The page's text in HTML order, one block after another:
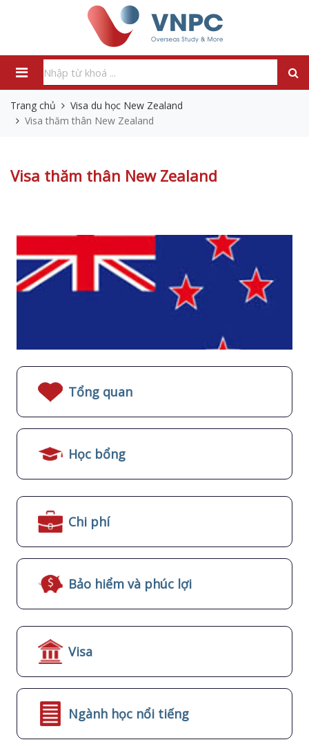
Trang chủ
Visa du học New Zealand
Visa thăm thân New Zealand
Visa thăm thân New Zealand
Tổng quan
Học bổng
Chi phí
Bảo hiểm và phúc lợi
Visa
Ngành học nổi tiếng